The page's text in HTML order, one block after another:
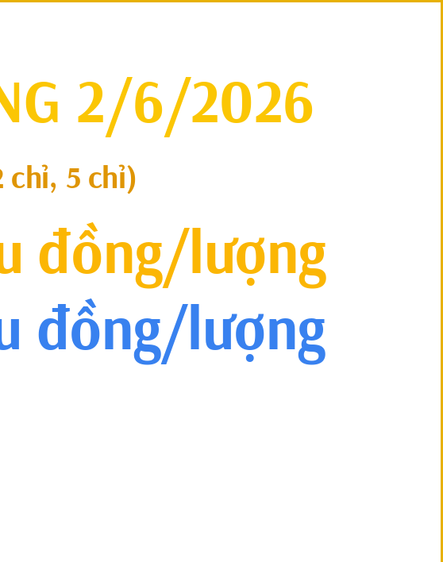
2/6/2026
chỉ, 5 chỉ)
đồng/lượng
đồng/lượng